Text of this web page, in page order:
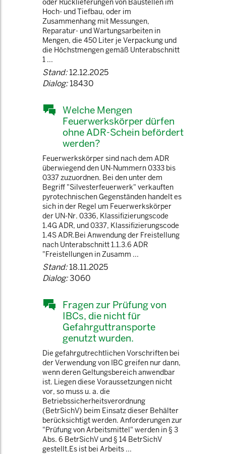
oder Rücklieferungen von Baustellen im
Hoch- und Tiefbau, oder im
Zusammenhang mit Messungen,
Reparatur- und Wartungsarbeiten in
Mengen, die 450 Liter je Verpackung und
die Höchstmengen gemäß Unterabschnitt
1 ...
Stand:12.12.2025
Dialog:18430
Welche Mengen
Feuerwerkskörper dürfen
ohne ADR-Schein befördert
werden?
Feuerwerkskörper sind nach dem ADR
überwiegend den UN-Nummern 0333 bis
0337 zuzuordnen. Bei den unter dem
Begriff "Silvesterfeuerwerk" verkauften
pyrotechnischen Gegenständen handelt es
sich in der Regel um Feuerwerkskörper
der UN-Nr. 0336, Klassifizierungscode
1.4G ADR, und 0337, Klassifizierungscode
1.4S ADR.Bei Anwendung der Freistellung
nach Unterabschnitt 1.1.3.6 ADR
"Freistellungen in Zusamm ...
Stand:18.11.2025
Dialog:3060
Fragen zur Prüfung von
IBCs, die nicht für
Gefahrguttransporte
genutzt wurden.
Die gefahrgutrechtlichen Vorschriften bei
der Verwendung von IBC greifen nur dann,
wenn deren Geltungsbereich anwendbar
ist. Liegen diese Voraussetzungen nicht
vor, so muss u. a. die
Betriebssicherheitsverordnung
(BetrSichV) beim Einsatz dieser Behälter
berücksichtigt werden. Anforderungen zur
"Prüfung von Arbeitsmittel" werden in § 3
Abs. 6 BetrSichV und § 14 BetrSichV
gestellt.Es ist bei Arbeits ...